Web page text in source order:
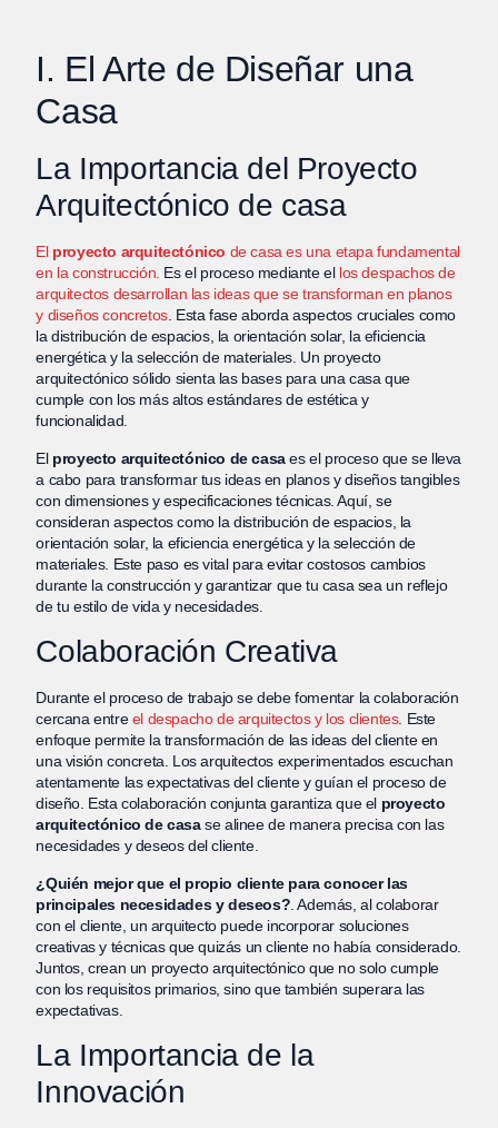
I. El Arte de Diseñar una
Casa
La Importancia del Proyecto
Arquitectónico de casa
El proyecto arquitectónico de casa es una etapa fundamental
en la construcción. Es el proceso mediante el los despachos de
arquitectos desarrollan las ideas que se transforman en planos
y diseños concretos. Esta fase aborda aspectos cruciales como
la distribución de espacios, la orientación solar, la eficiencia
energética y la selección de materiales. Un proyecto
arquitectónico sólido sienta las bases para una casa que
cumple con los más altos estándares de estética y
funcionalidad.
El proyecto arquitectónico de casaes el proceso que se lleva
a cabo para transformar tus ideas en planos y diseños tangibles
con dimensiones y especificaciones técnicas. Aquí, se
consideran aspectos como la distribución de espacios, la
orientación solar, la eficiencia energética y la selección de
materiales. Este paso es vital para evitar costosos cambios
durante la construcción y garantizar que tu casa sea un reflejo
de tu estilo de vida y necesidades.
Colaboración Creativa
Durante el proceso de trabajo se debe fomentar la colaboración
cercana entreel despacho de arquitectos y los clientes. Este
enfoque permite la transformación de las ideas del cliente en
una visión concreta. Los arquitectos experimentados escuchan
atentamente las expectativas del cliente y guían el proceso de
diseño. Esta colaboración conjunta garantiza que el proyecto
arquitectónico de casase alinee de manera precisa con las
necesidades y deseos del cliente.
¿Quién mejor que el propio cliente para conocer las
principales necesidades y deseos? . Además, al colaborar
con el cliente, un arquitecto puede incorporar soluciones
creativas y técnicas que quizás un cliente no había considerado.
Juntos, crean un proyecto arquitectónico que no solo cumple
con los requisitos primarios, sino que también superara las
expectativas.
La Importancia de la
Innovación